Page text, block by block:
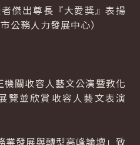
傑出尊長『大愛獎』表揚
公務人力發展中心）
關收容人藝文公演暨教化
覽並欣賞收容人藝文表演
業發展與轉型高峰論壇」致